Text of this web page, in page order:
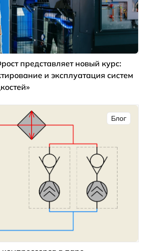
представляет новый курс:
и эксплуатация систем
Блог